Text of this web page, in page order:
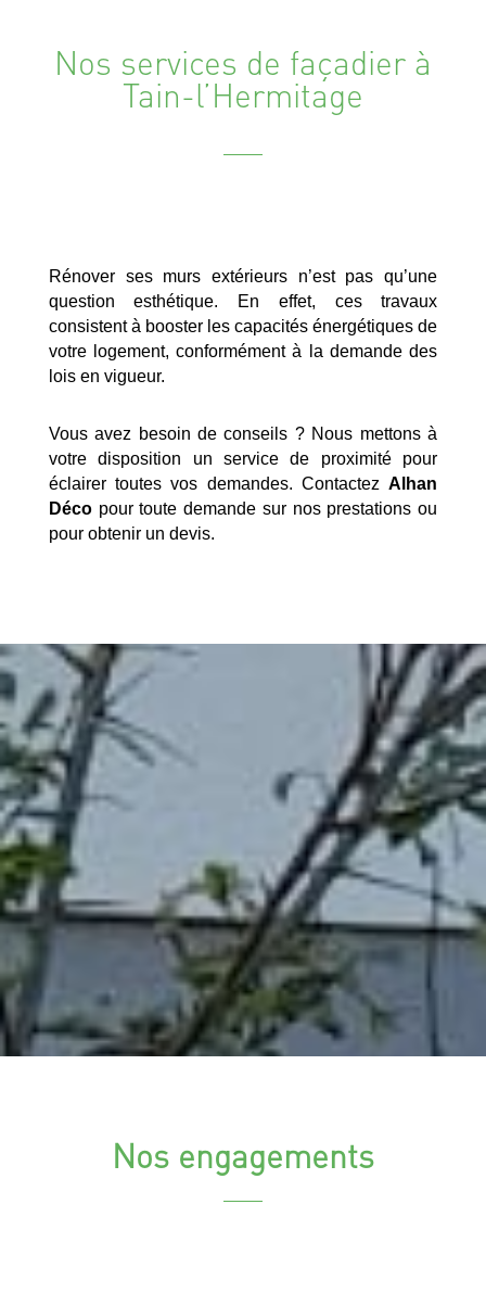
Nos services de façadier à
Tain-l’Hermitage
Rénover ses murs extérieurs n’est pas qu’une
question esthétique. En effet, ces travaux
consistent à booster les capacités énergétiques de
votre logement, conformément à la demande des
lois en vigueur.
Vous avez besoin de conseils ? Nous mettons à
votre disposition un service de proximité pour
éclairer toutes vos demandes. ContactezAlhan
Décopour toute demande sur nos prestations ou
pour obtenir un devis.
Nos engagements